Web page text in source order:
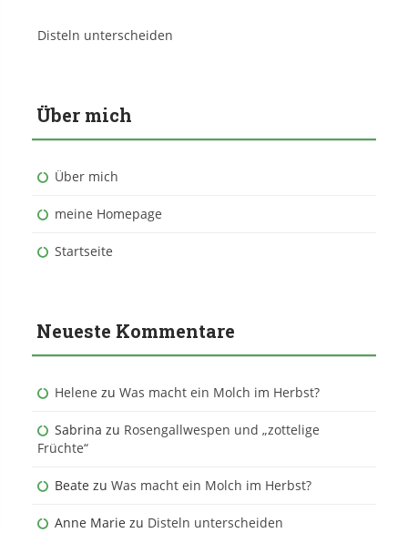
Disteln unterscheiden
Über mich
Über mich
meine Homepage
Startseite
Neueste Kommentare
Helene zu Was macht ein Molch im Herbst?
Sabrina zu Rosengallwespen und „zottelige
Früchte“
Beate zu Was macht ein Molch im Herbst?
Anne Marie zu Disteln unterscheiden